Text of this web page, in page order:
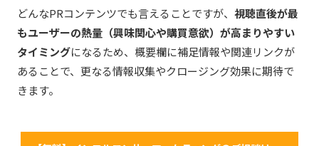
どんなPRコンテンツでも言えることですが、 視聴直後が最
もユーザーの熱量（興味関心や購買意欲）が高まりやすい
タイミングになるため、概要欄に補足情報や関連リンクが
あることで、更なる情報収集やクロージング効果に期待で
きます。